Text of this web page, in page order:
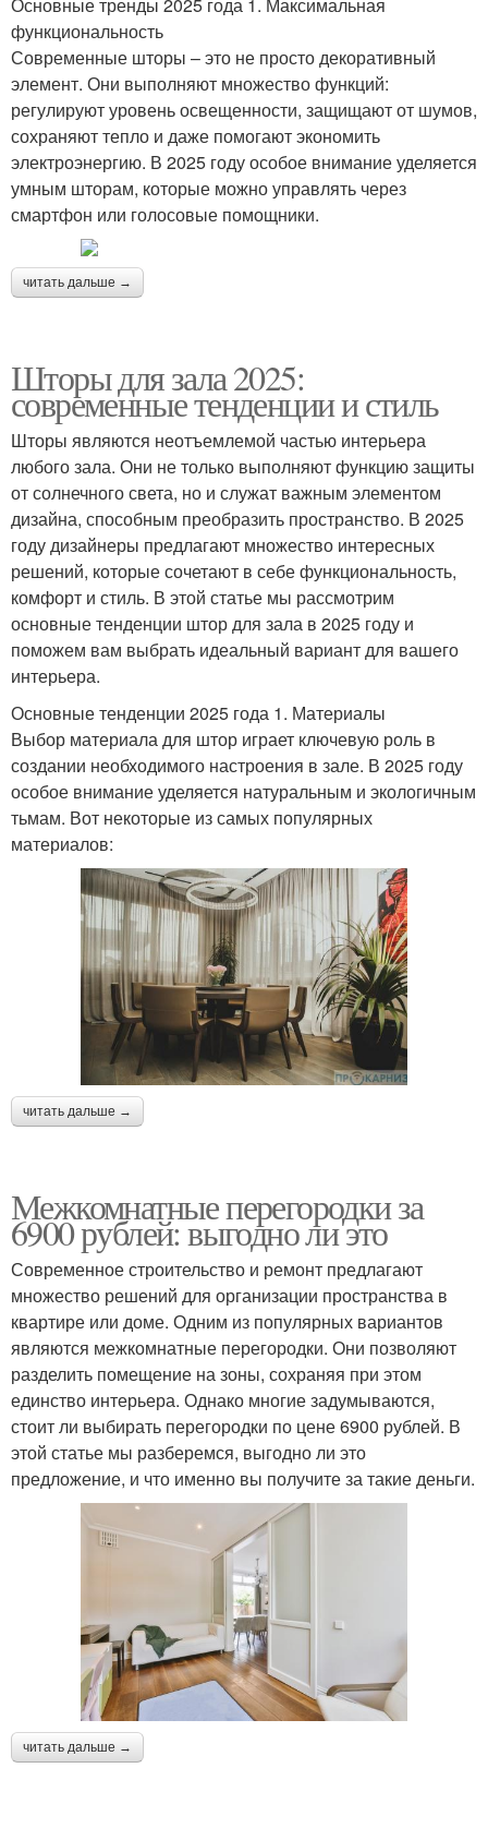
функциональность
Современные шторы – это не просто декоративный
элемент. Они выполняют множество функций:
регулируют уровень освещенности, защищают от шумов,
сохраняют тепло и даже помогают экономить
электроэнергию. В 2025 году особое внимание уделяется
умным шторам, которые можно управлять через
смартфон или голосовые помощники.
читать дальше →
Шторы для зала 2025:
современные тенденции и стиль
Шторы являются неотъемлемой частью интерьера
любого зала. Они не только выполняют функцию защиты
от солнечного света, но и служат важным элементом
дизайна, способным преобразить пространство. В 2025
году дизайнеры предлагают множество интересных
решений, которые сочетают в себе функциональность,
комфорт и стиль. В этой статье мы рассмотрим
основные тенденции штор для зала в 2025 году и
поможем вам выбрать идеальный вариант для вашего
интерьера.
Основные тенденции 2025 года 1. Материалы
Выбор материала для штор играет ключевую роль в
создании необходимого настроения в зале. В 2025 году
особое внимание уделяется натуральным и экологичным
тьмам. Вот некоторые из самых популярных
материалов:
читать дальше →
Межкомнатные перегородки за
6900 рублей: выгодно ли это
Современное строительство и ремонт предлагают
множество решений для организации пространства в
квартире или доме. Одним из популярных вариантов
являются межкомнатные перегородки. Они позволяют
разделить помещение на зоны, сохраняя при этом
единство интерьера. Однако многие задумываются,
стоит ли выбирать перегородки по цене 6900 рублей. В
этой статье мы разберемся, выгодно ли это
предложение, и что именно вы получите за такие деньги.
читать дальше →